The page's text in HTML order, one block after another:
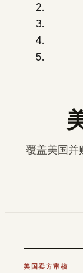
覆盖美国并
美国卖方审核